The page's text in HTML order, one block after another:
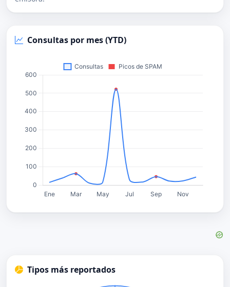
Consultas por mes (YTD)
Tipos más reportados